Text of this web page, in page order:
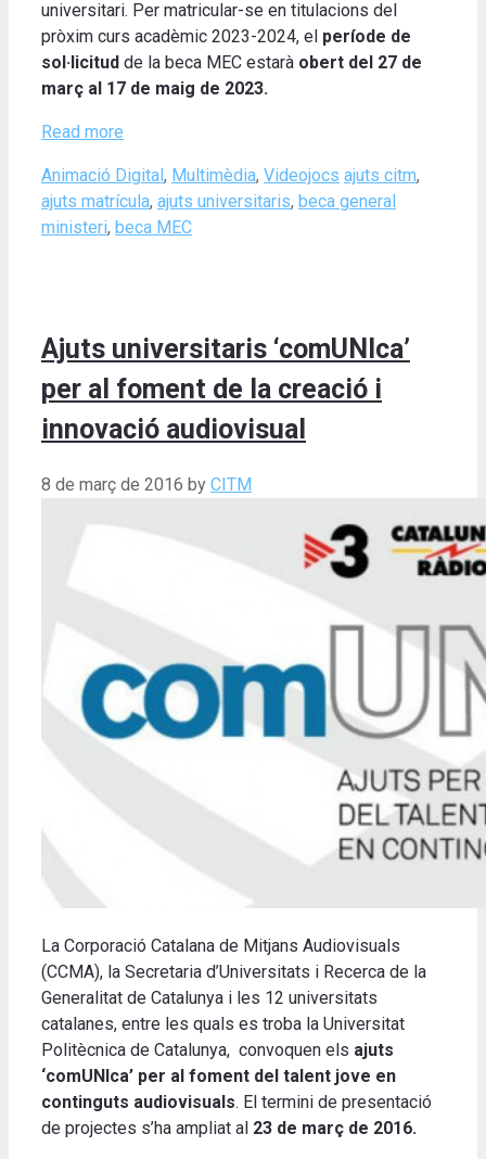
universitari. Per matricular-se en titulacions del
pròxim curs acadèmic 2023-2024, el període de
sol·licitud de la beca MEC estarà obert del 27 de
març al 17 de maig de 2023.
Read more
Categories
Animació Digital , Multimèdia, Videojocs Tags
ajuts citm,
ajuts matrícula, ajuts universitaris, beca general
ministeri, beca MEC
Ajuts universitaris ‘comUNIca’
per al foment de la creació i
innovació audiovisual
8 de març de 2016 by CITM
La Corporació Catalana de Mitjans Audiovisuals
(CCMA), la Secretaria d’Universitats i Recerca de la
Generalitat de Catalunya i les 12 universitats
catalanes, entre les quals es troba la Universitat
Politècnica de Catalunya, convoquen els ajuts
‘comUNIca’ per al foment del talent jove en
continguts audiovisuals. El termini de presentació
de projectes s’ha ampliat al 23 de març de 2016.